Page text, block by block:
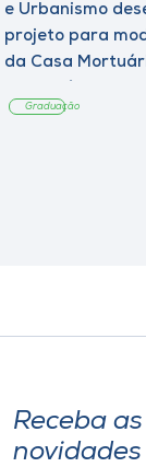
e Urbanismo
projeto para
da Casa
Graduação
Receba as